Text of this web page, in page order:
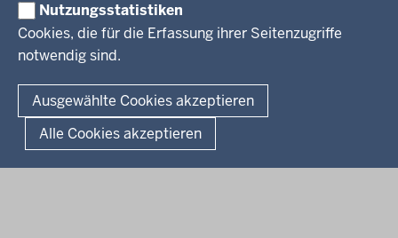
Nutzungsstatistiken
Cookies, die für die Erfassung ihrer Seitenzugriffe
notwendig sind.
Ausgewählte Cookies akzeptieren
Alle Cookies akzeptieren
Amtsblatt
© 2026 Bezirksregierung Arnsberg
Fußzeile
Impressum Datenschutz Barrierefreiheit
Kurzlink zu dieser Seite